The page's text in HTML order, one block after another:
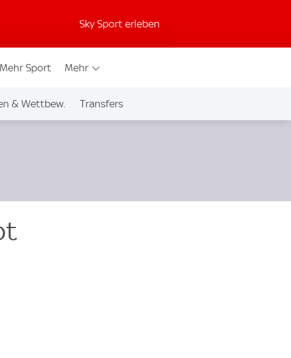
Sky Sport erleben
Mehr Sport Mehr
& Wettbew. Transfers